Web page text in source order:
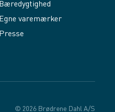
Bæredygtighed
Egne varemærker
Presse
© 2026 Brødrene Dahl A/S